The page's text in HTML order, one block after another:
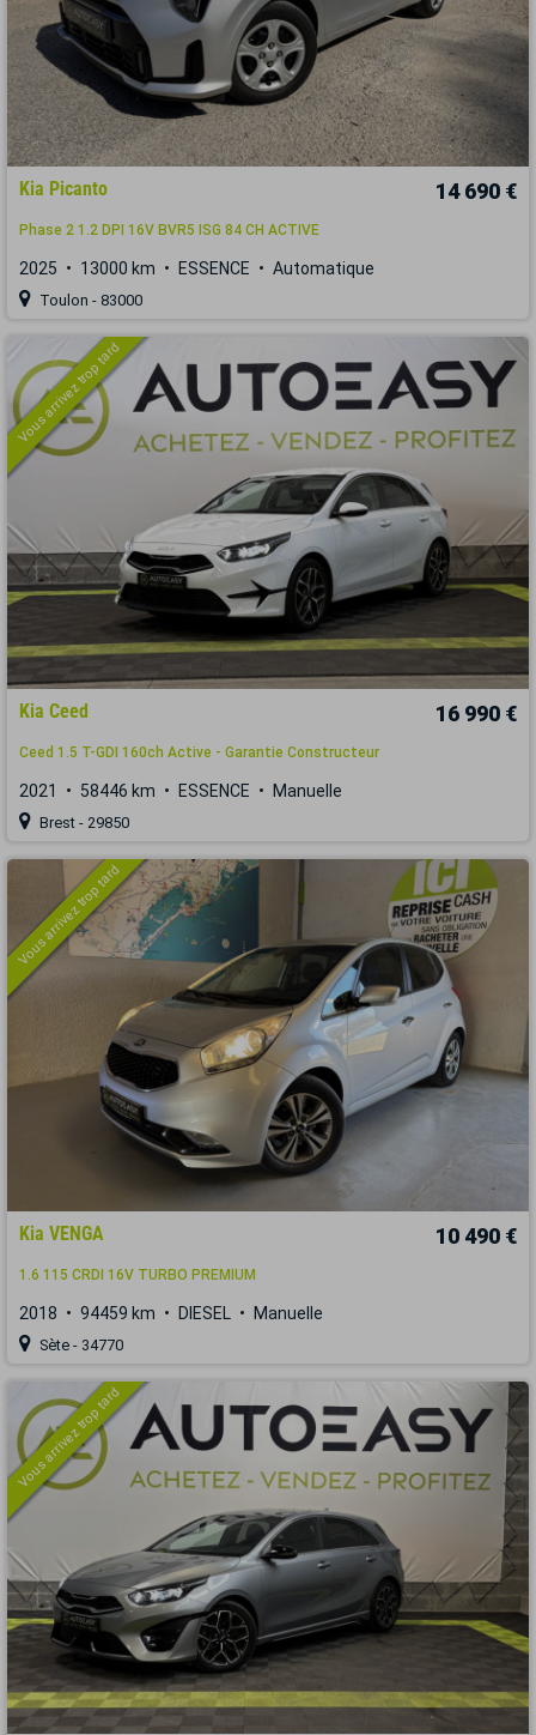
Kia Picanto 14 690 €
Phase 2 1.2 DPI 16V BVR5 ISG 84 CH ACTIVE
2025 13000 km ESSENCE Automatique
Toulon - 83000
Vous arrivez trop tard
Kia Ceed 16 990 €
Ceed 1.5 T-GDI 160ch Active - Garantie Constructeur
2021 58446 km ESSENCE Manuelle
Brest - 29850
Vous arrivez trop tard
Kia VENGA 10 490 €
1.6 115 CRDI 16V TURBO PREMIUM
2018 94459 km DIESEL Manuelle
Sète - 34770
Vous arrivez trop tard